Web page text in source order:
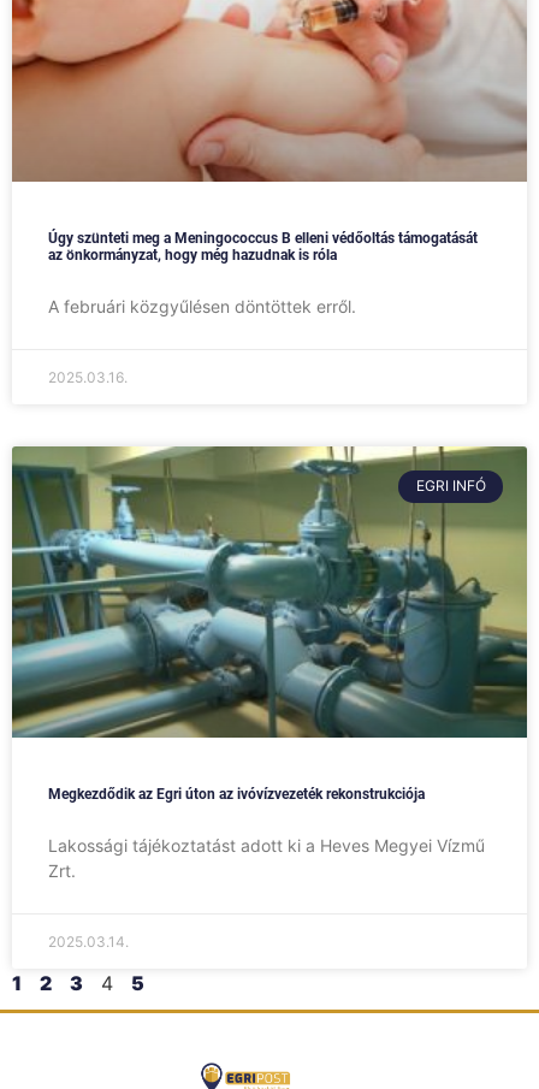
Úgy szünteti meg a Meningococcus B elleni védőoltás támogatását
az önkormányzat, hogy még hazudnak is róla
A februári közgyűlésen döntöttek erről.
2025.03.16.
EGRI INFÓ
Megkezdődik az Egri úton az ivóvízvezeték rekonstrukciója
Lakossági tájékoztatást adott ki a Heves Megyei Vízmű
Zrt.
2025.03.14.
1 2 3 4 5